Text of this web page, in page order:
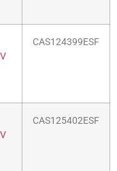
CAS124399ESF
CAS125402ESF